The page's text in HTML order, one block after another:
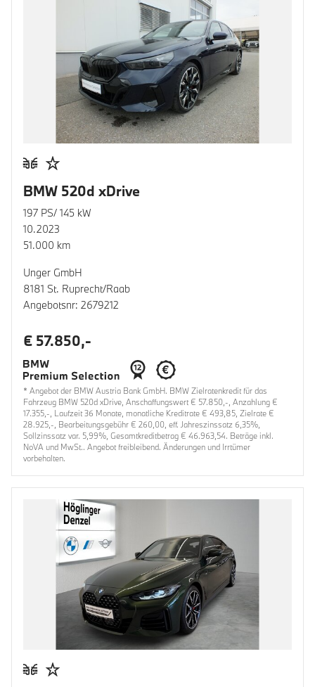
BMW 520d xDrive
197 PS/ 145 kW
10.2023
51.000 km
Unger GmbH
8181 St. Ruprecht/Raab
Angebotsnr: 2679212
€ 57.850,-
* Angebot der BMW Austria Bank GmbH. BMW Zielratenkredit für das
Fahrzeug BMW 520d xDrive, Anschaffungswert € 57.850,-, Anzahlung €
17.355,-, Laufzeit 36 Monate, monatliche Kreditrate € 493,85, Zielrate €
28.925,-, Bearbeitungsgebühr € 260,00, eff. Jahreszinssatz 6,35%,
Sollzinssatz var. 5,99%, Gesamtkreditbetrag € 46.963,54. Beträge inkl.
NoVA und MwSt.. Angebot freibleibend. Änderungen und Irrtümer
vorbehalten.